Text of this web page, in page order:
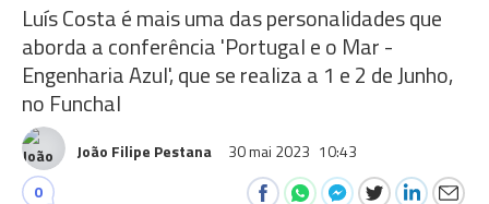
Luís Costa é mais uma das personalidades que
aborda a conferência 'Portugal e o Mar -
Engenharia Azul', que se realiza a 1 e 2 de Junho,
no Funchal
João Filipe Pestana 30 mai 2023 10:43
0